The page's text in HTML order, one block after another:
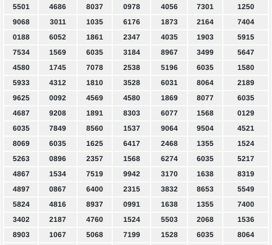
5501
4686 8037 0978 4056 7301
1250
9068
3011 1035 6176 1873 2164
7404
0188
6052 1861 2347 4035 1903
5915
7534
1569 6035 3184 8967 3499
5647
4580
1745 7078 2538 5196 6035
1580
5933
4312 1810 3528 6031 8064
2189
9625
0092 4569 4580 1869 8077
6035
4687
9208 1891 8303 6077 1568
0129
6035
7849 8560 1537 9064 9504
4521
8069
6035 1625 6417 2468 1355
1524
5263
0896 2357 1568 6274 6035
5217
4867
1534 7519 9942 3170 1638
8319
4897
0867 6400 2315 3832 8653
5549
5824
4816 8937 0991 1638 1355
7400
3402
2187 4760 1524 5503 2068
1536
8903
1067 5068 7199 1528 6035
8064